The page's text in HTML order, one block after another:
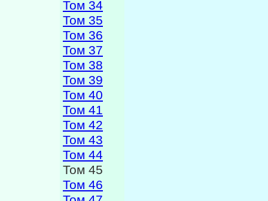
Том 34
Том 35
Том 36
Том 37
Том 38
Том 39
Том 40
Том 41
Том 42
Том 43
Том 44
Том 45
Том 46